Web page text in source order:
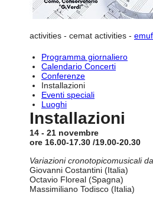
activities - cemat activities -
Programma giornaliero
Calendario Concerti
Conferenze
Installazioni
Eventi speciali
Luoghi
Installazioni
14 - 21 novembre
ore 16.00-17.30 /19.00-20.30
Variazioni cronotopicomusicali
Giovanni Costantini (Italia)
Octavio Floreal (Spagna)
Massimiliano Todisco (Italia)